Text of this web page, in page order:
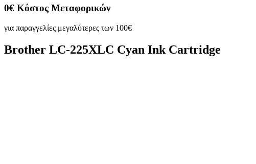
0€ Κόστος Μεταφορικών
για παραγγελίες μεγαλύτερες των 100€
Brother LC-225XLC Cyan Ink Cartridge